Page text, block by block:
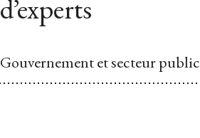
d’experts
Gouvernement et secteur public